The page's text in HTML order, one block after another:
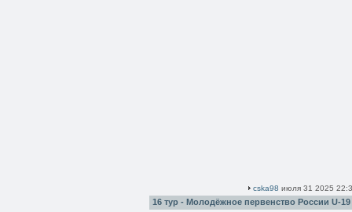
cska98 июля 31 2025
16 тур - Молодёжное первенство России U-19